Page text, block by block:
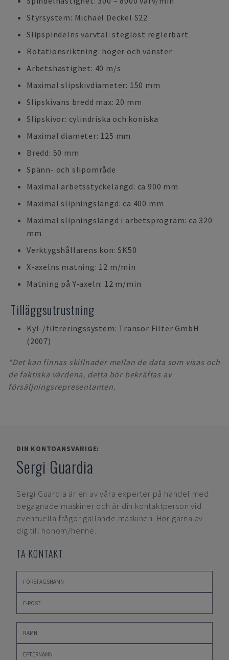
Styrsystem: Michael Deckel S22
Slipspindelns varvtal: steglöst reglerbart
Rotationsriktning: höger och vänster
Arbetshastighet: 40 m/s
Maximal slipskivdiameter: 150 mm
Slipskivans bredd max: 20 mm
Slipskivor: cylindriska och koniska
Maximal diameter: 125 mm
Bredd: 50 mm
Spänn- och slipområde
Maximal arbetsstyckelängd: ca 900 mm
Maximal slipningslängd: ca 400 mm
Maximal slipningslängd i arbetsprogram: ca 320
mm
Verktygshållarens kon: SK50
X-axelns matning: 12 m/min
Matning på Y-axeln: 12 m/min
Tilläggsutrustning
Kyl-/filtreringssystem: Transor Filter GmbH
(2007)
*Det kan finnas skillnader mellan de data som visas och
de faktiska värdena, detta bör bekräftas av
försäljningsrepresentanten.
DIN KONTOANSVARIGE:
Sergi Guardia
Sergi Guardia är en av våra experter på handel med
begagnade maskiner och är din kontaktperson vid
eventuella frågor gällande maskinen. Hör gärna av
dig till honom/henne.
TA KONTAKT